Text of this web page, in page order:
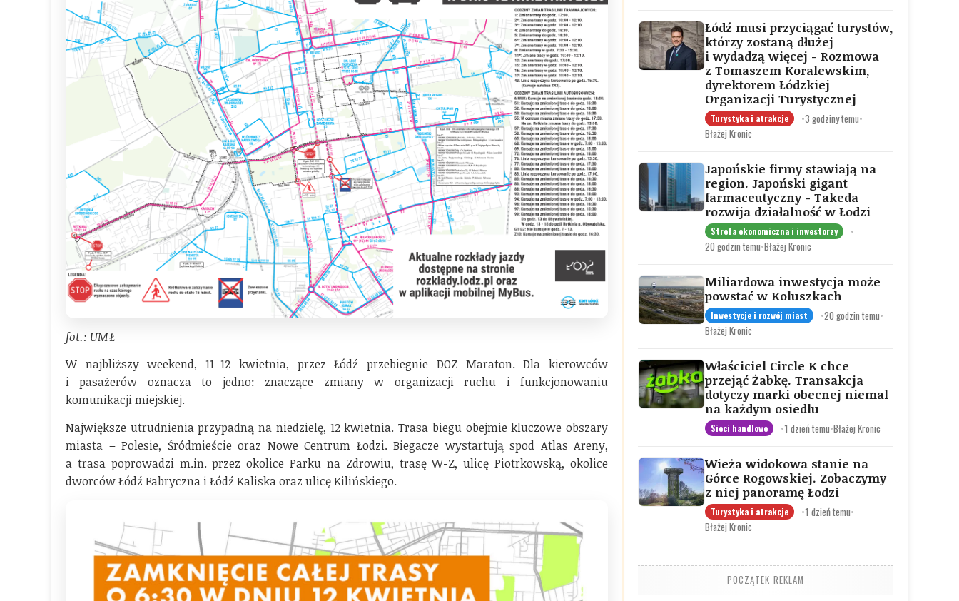
fot.: UMŁ
W najbliższy weekend, 11–12 kwietnia, przez Łódź przebiegnie DOZ Maraton. Dla kierowców
i pasażerów oznacza to jedno: znaczące zmiany w organizacji ruchu i funkcjonowaniu
komunikacji miejskiej.
Największe utrudnienia przypadną na niedzielę, 12 kwietnia. Trasa biegu obejmie kluczowe obszary
miasta – Polesie, Śródmieście oraz Nowe Centrum Łodzi. Biegacze wystartują spod Atlas Areny,
a trasa poprowadzi m.in. przez okolice Parku na Zdrowiu, trasę W-Z, ulicę Piotrkowską, okolice
dworców Łódź Fabryczna i Łódź Kaliska oraz ulicę Kilińskiego.
Łódź musi przyciągać turystów,
którzy zostaną dłużej
i wydadzą więcej - Rozmowa
z Tomaszem Koralewskim,
dyrektorem Łódzkiej
Organizacji Turystycznej
Turystyka i atrakcje •3 godziny temu•
Błażej Kronic
Japońskie firmy stawiają na
region. Japoński gigant
farmaceutyczny - Takeda
rozwija działalność w Łodzi
Strefa ekonomiczna i inwestorzy
•
20 godzin temu•Błażej Kronic
Miliardowa inwestycja może
powstać w Koluszkach
Inwestycje i rozwój miast •20 godzin temu•
Błażej Kronic
Właściciel Circle K chce
przejąć Żabkę. Transakcja
dotyczy marki obecnej niemal
na każdym osiedlu
Sieci handlowe •1 dzień temu•Błażej Kronic
Wieża widokowa stanie na
Górce Rogowskiej. Zobaczymy
z niej panoramę Łodzi
Turystyka i atrakcje •1 dzień temu•
Błażej Kronic
POCZĄTEK REKLAM